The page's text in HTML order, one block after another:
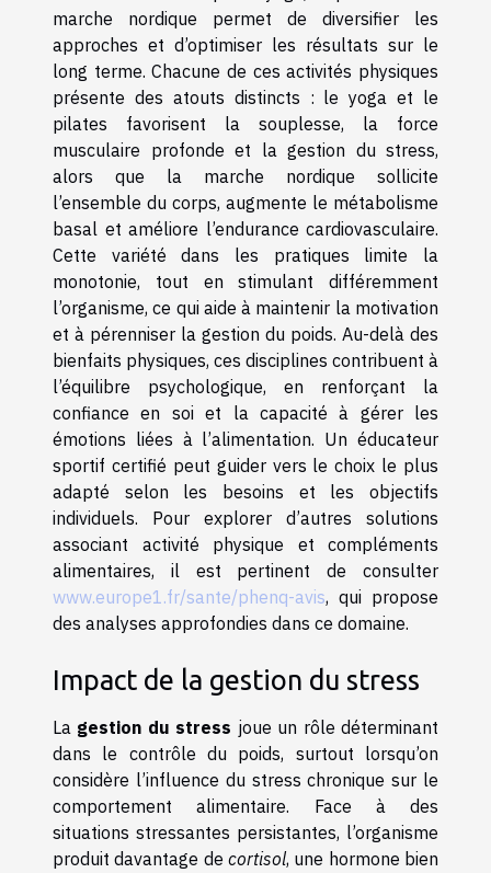
marche nordique permet de diversifier les
approches et d’optimiser les résultats sur le
long terme. Chacune de ces activités physiques
présente des atouts distincts : le yoga et le
pilates favorisent la souplesse, la force
musculaire profonde et la gestion du stress,
alors que la marche nordique sollicite
l’ensemble du corps, augmente le métabolisme
basal et améliore l’endurance cardiovasculaire.
Cette variété dans les pratiques limite la
monotonie, tout en stimulant différemment
l’organisme, ce qui aide à maintenir la motivation
et à pérenniser la gestion du poids. Au-delà des
bienfaits physiques, ces disciplines contribuent à
l’équilibre psychologique, en renforçant la
confiance en soi et la capacité à gérer les
émotions liées à l’alimentation. Un éducateur
sportif certifié peut guider vers le choix le plus
adapté selon les besoins et les objectifs
individuels. Pour explorer d’autres solutions
associant activité physique et compléments
alimentaires, il est pertinent de consulter
www.europe1.fr/sante/phenq-avis, qui propose
des analyses approfondies dans ce domaine.
Impact de la gestion du stress
La gestion du stress joue un rôle déterminant
dans le contrôle du poids, surtout lorsqu’on
considère l’influence du stress chronique sur le
comportement alimentaire. Face à des
situations stressantes persistantes, l’organisme
produit davantage de cortisol, une hormone bien